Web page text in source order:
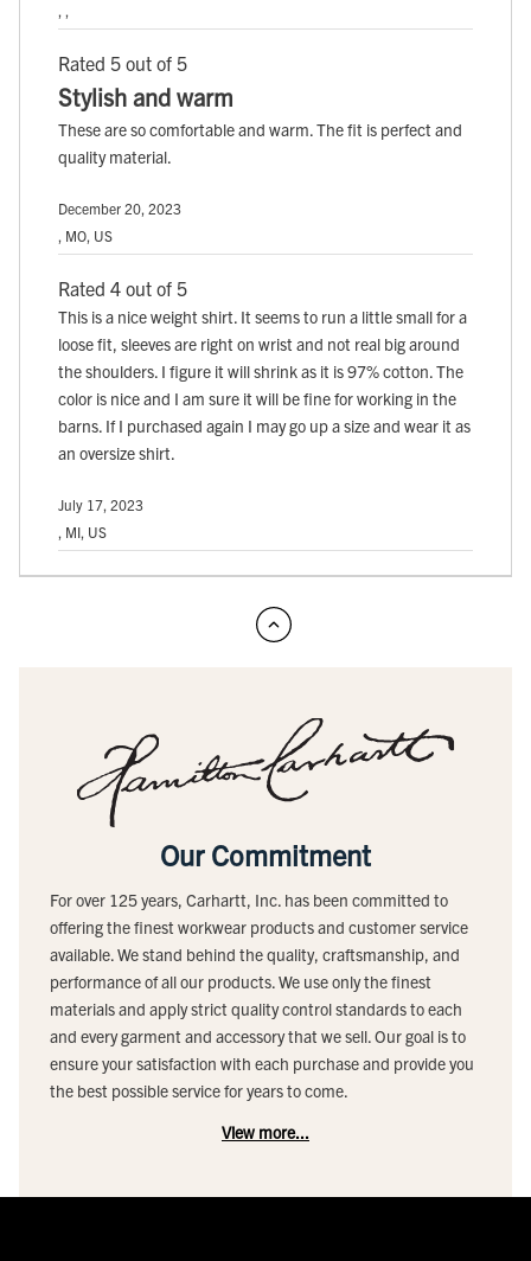
, ,
Rated 5 out of 5
Stylish and warm
These are so comfortable and warm. The fit is perfect and
quality material.
December 20, 2023
, MO, US
Rated 4 out of 5
This is a nice weight shirt. It seems to run a little small for a
loose fit, sleeves are right on wrist and not real big around
the shoulders. I figure it will shrink as it is 97% cotton. The
color is nice and I am sure it will be fine for working in the
barns. If I purchased again I may go up a size and wear it as
an oversize shirt.
July 17, 2023
, MI, US
Our Commitment
For over 125 years, Carhartt, Inc. has been committed to
offering the finest workwear products and customer service
available. We stand behind the quality, craftsmanship, and
performance of all our products. We use only the finest
materials and apply strict quality control standards to each
and every garment and accessory that we sell. Our goal is to
ensure your satisfaction with each purchase and provide you
the best possible service for years to come.
View more...